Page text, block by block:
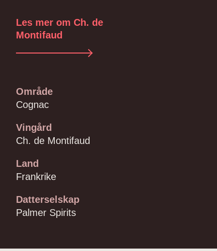
Les mer om Ch. de
Montifaud
Område
Cognac
Vingård
Ch. de Montifaud
Land
Frankrike
Datterselskap
Palmer Spirits